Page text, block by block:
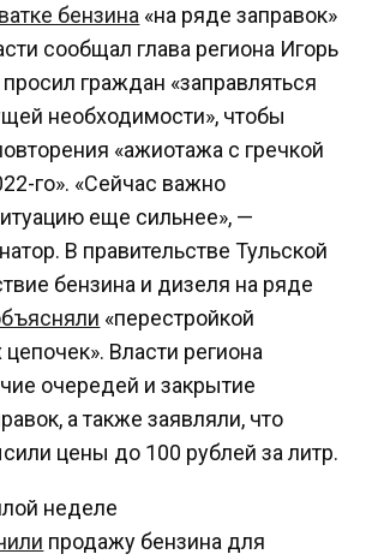
бензина «на ряде заправок»
сообщал глава региона Игорь
граждан «заправляться
необходимости», чтобы
«ажиотажа с гречкой
го». «Сейчас важно
еще сильнее», —
В правительстве Тульской
бензина и дизеля на ряде
«перестройкой
цепочек». Власти региона
очередей и закрытие
а также заявляли, что
цены до 100 рублей за литр.
неделе
продажу бензина для